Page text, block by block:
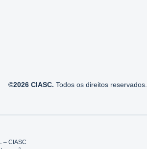
©2026 CIASC. Todos os direitos reservados.
– CIASC